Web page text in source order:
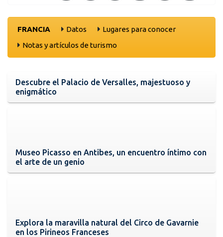
FRANCIA Datos
Lugares para conocer
Notas y artículos de turismo
Descubre el Palacio de Versalles, majestuoso y
enigmático
Museo Picasso en Antibes, un encuentro íntimo con
el arte de un genio
Explora la maravilla natural del Circo de Gavarnie
en los Pirineos Franceses